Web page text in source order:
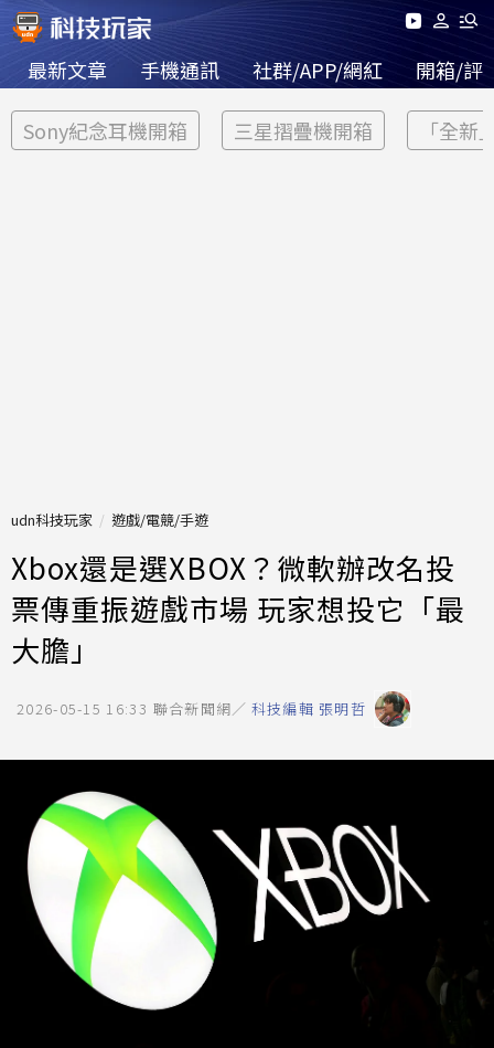
最新文章 手機通訊 社群/APP/網紅 開箱/評
Sony紀念耳機開箱 三星摺疊機開箱 「全新
udn科技玩家 遊戲/電競/手遊
Xbox還是選XBOX？微軟辦改名投
票傳重振遊戲市場 玩家想投它「最
大膽」
2026-05-15 16:33 聯合新聞網／ 科技編輯 張明哲